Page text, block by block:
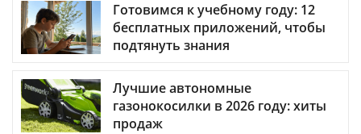
Готовимся к учебному году: 12
бесплатных приложений, чтобы
подтянуть знания
Лучшие автономные
газонокосилки в 2026 году: хиты
продаж